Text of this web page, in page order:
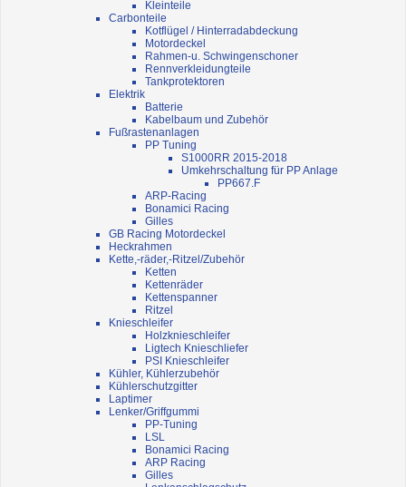
Kleinteile
Carbonteile
Kotflügel / Hinterradabdeckung
Motordeckel
Rahmen-u. Schwingenschoner
Rennverkleidungteile
Tankprotektoren
Elektrik
Batterie
Kabelbaum und Zubehör
Fußrastenanlagen
PP Tuning
S1000RR 2015-2018
Umkehrschaltung für PP Anlage
PP667.F
ARP-Racing
Bonamici Racing
Gilles
GB Racing Motordeckel
Heckrahmen
Kette,-räder,-Ritzel/Zubehör
Ketten
Kettenräder
Kettenspanner
Ritzel
Knieschleifer
Holzknieschleifer
Ligtech Knieschliefer
PSI Knieschleifer
Kühler, Kühlerzubehör
Kühlerschutzgitter
Laptimer
Lenker/Griffgummi
PP-Tuning
LSL
Bonamici Racing
ARP Racing
Gilles